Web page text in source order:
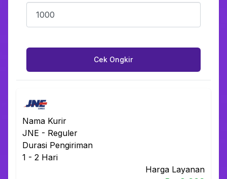
Cek Ongkir
Nama Kurir
JNE - Reguler
Durasi Pengiriman
1 - 2 Hari
Harga Layanan